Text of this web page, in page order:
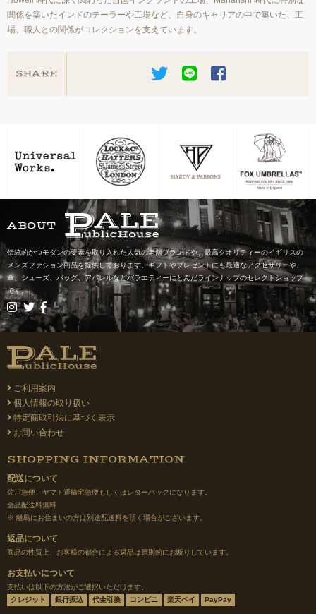
関係を築いたインドのテーラーや工場など、自身のキャリアの中で築いた、工
場、職人との関係がコレクションを支えています。
SHARE
ABOUT
伝統的かつモダンの要素を取り入れた人気の老舗ブランドや、最高クオリティーのイギリスの
メンズファション商品を提供しております。ギフトやプレゼントにも最適なアクセサリーや、
傘、シューズ、バッグ、アパレルなどバラエティーにとんだラインナップのセレクトショップ
です。
ご利用案内
個人情報の取り扱い
特定商取引法に基づく表示
お問い合わせ
SHOPPING INFORMATION
配送について
佐川急便、ヤマト運輸宅急便もしくはレターパックになります。
全品配送料無料
※ 離島にお住まいの方は別途配送料を頂く場合がございます。
返品について
商品の性質上、お客様の都合による返品は原則的にお断りしています。
お支払いについて
支払いは以下の方法がご選択いただけます。
クレジット
銀行振込 代金引換 コンビニ 楽天ペイ PayPay